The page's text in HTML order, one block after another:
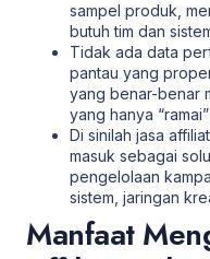
sampel produk,
butuh tim dan
Tidak ada data
pantau yang
yang benar-benar
yang hanya
Di sinilah jasa
masuk sebagai
pengelolaan
sistem, jaringan
Manfaat